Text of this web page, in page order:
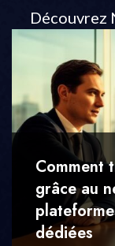
Découvrez
Comment
grâce au
dédiées